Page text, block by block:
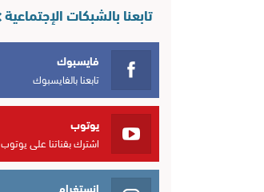
تابعنا بالشبكات الإجتماعية
فايسبوك
تابعنا بالفايسبوك
يوتوب
اشترك بقناتنا على يوتوب